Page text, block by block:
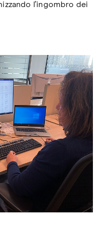
l’ingombro dei